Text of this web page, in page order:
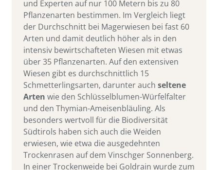
und Experten auf nur 100 Metern bis zu 80
Pflanzenarten bestimmen. Im Vergleich liegt
der Durchschnitt bei Magerwiesen bei fast 60
Arten und damit deutlich höher als in den
intensiv bewirtschafteten Wiesen mit etwas
über 35 Pflanzenarten. Auf den extensiven
Wiesen gibt es durchschnittlich 15
Schmetterlingsarten, darunter auch seltene
Arten wie den Schlüsselblumen-Würfelfalter
und den Thymian-Ameisenbläuling. Als
besonders wertvoll für die Biodiversität
Südtirols haben sich auch die Weiden
erwiesen, wie etwa die ausgedehnten
Trockenrasen auf dem Vinschger Sonnenberg.
In einer Trockenweide bei Goldrain wurde zum